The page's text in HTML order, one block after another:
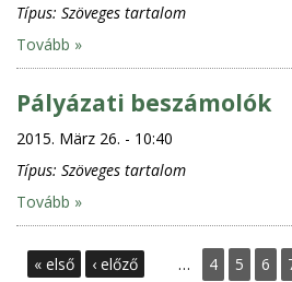
Típus: Szöveges tartalom
Tovább »
Pályázati beszámolók
2015. März 26. - 10:40
Típus: Szöveges tartalom
Tovább »
S « első ‹ előző … 4 5 6